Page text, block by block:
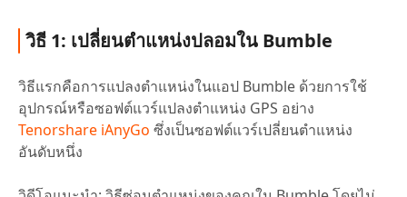
วิธี 1: เปลี่ยนตำแหน่งปลอมใน Bumble
วิธีแรกคือการแปลงตำแหน่งในแอป Bumble ด้วยการใช้
อุปกรณ์หรือซอฟต์แวร์แปลงตำแหน่ง GPS อย่าง
Tenorshare iAnyGo ซึ่งเป็นซอฟต์แวร์เปลี่ยนตำแหน่ง
อันดับหนึ่ง